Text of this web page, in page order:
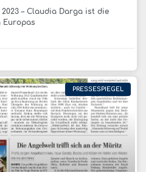
– Claudia Darga ist die
Europas
PRESSESPIEGEL